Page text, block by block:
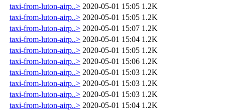
taxi-from-luton-airp..> 2020-05-01 15:05 1.2K
taxi-from-luton-airp..> 2020-05-01 15:05 1.2K
taxi-from-luton-airp..> 2020-05-01 15:07 1.2K
taxi-from-luton-airp..> 2020-05-01 15:04 1.2K
taxi-from-luton-airp..> 2020-05-01 15:05 1.2K
taxi-from-luton-airp..> 2020-05-01 15:06 1.2K
taxi-from-luton-airp..> 2020-05-01 15:03 1.2K
taxi-from-luton-airp..> 2020-05-01 15:03 1.2K
taxi-from-luton-airp..> 2020-05-01 15:03 1.2K
taxi-from-luton-airp..> 2020-05-01 15:04 1.2K